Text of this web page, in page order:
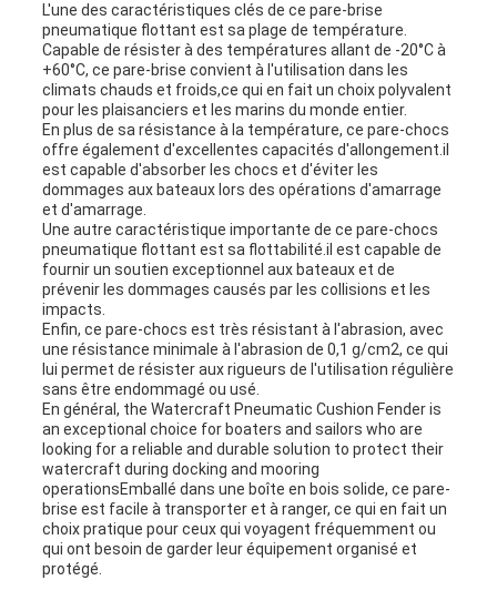
PLAN
SITE
PRIVACY
POLICY
L'une des caractéristiques clés de ce pare-brise
pneumatique flottant est sa plage de température.
Capable de résister à des températures allant de -20°C à
+60°C, ce pare-brise convient à l'utilisation dans les
climats chauds et froids,ce qui en fait un choix polyvalent
pour les plaisanciers et les marins du monde entier.
En plus de sa résistance à la température, ce pare-chocs
offre également d'excellentes capacités d'allongement.il
est capable d'absorber les chocs et d'éviter les
dommages aux bateaux lors des opérations d'amarrage
et d'amarrage.
Une autre caractéristique importante de ce pare-chocs
pneumatique flottant est sa flottabilité.il est capable de
fournir un soutien exceptionnel aux bateaux et de
prévenir les dommages causés par les collisions et les
impacts.
Enfin, ce pare-chocs est très résistant à l'abrasion, avec
une résistance minimale à l'abrasion de 0,1 g/cm2, ce qui
lui permet de résister aux rigueurs de l'utilisation régulière
sans être endommagé ou usé.
En général, the Watercraft Pneumatic Cushion Fender is
an exceptional choice for boaters and sailors who are
looking for a reliable and durable solution to protect their
watercraft during docking and mooring
operationsEmballé dans une boîte en bois solide, ce pare-
brise est facile à transporter et à ranger, ce qui en fait un
choix pratique pour ceux qui voyagent fréquemment ou
qui ont besoin de garder leur équipement organisé et
protégé.